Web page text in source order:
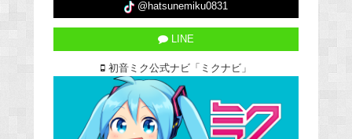
@hatsunemiku0831
LINE
初音ミク公式ナビ「ミクナビ」